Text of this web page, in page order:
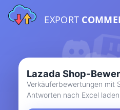
EXPORT
Lazada Shop-
Verkäuferbewertungen mit
Antworten nach Excel laden